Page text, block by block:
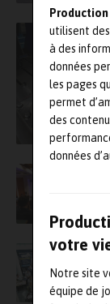
utilisent
à des
données
les pages
permet
des
données
votre
Notre site
équipe de